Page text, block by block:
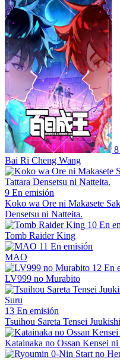
8
Bai Ri Cheng Wang
9 En emisión
Koko wa Ore ni Makasete
Densetsu ni Natteita.
10 En
Tomb Raider King
11 En emisión
MAO
12 En
LV999 no Murabito
13 En emisión
Tsuihou Sareta Tensei
Katainaka no Ossan Kensei